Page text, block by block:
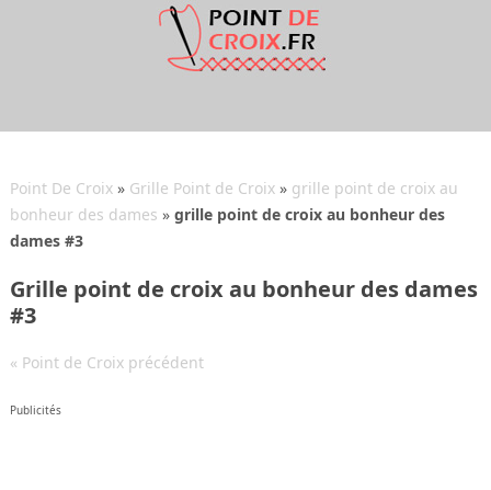
Point De Croix» Grille Point de Croix» grille point de croix au
bonheur des dames » grille point de croix au bonheur des
dames #3
Grille point de croix au bonheur des dames
#3
« Point de Croix précédent
Publicités